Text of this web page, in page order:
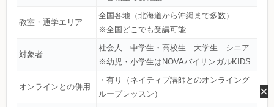
教室・通学エリア
全国各地（北海道から沖縄まで多数）
※全国どこでも受講可能
対象者
社会人 中学生・高校生 大学生 シニア
※幼児・小学生はNOVAバイリンガルKIDS
オンラインとの併用
・有り（ネイティブ講師とのオンライング
ループレッスン）
×